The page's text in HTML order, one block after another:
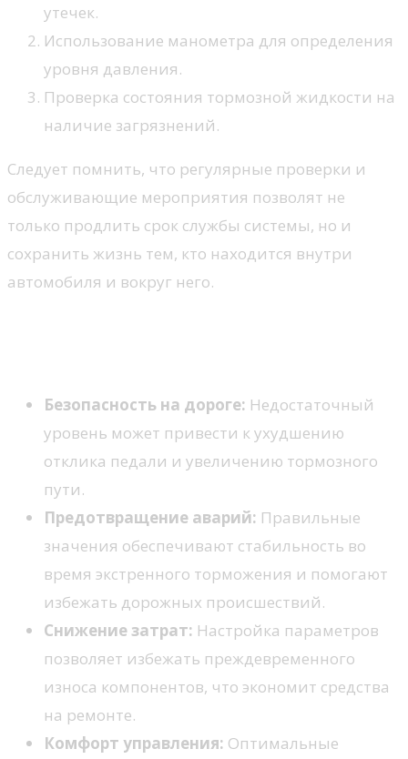
утечек.
Использование манометра для определения
уровня давления.
Проверка состояния тормозной жидкости на
наличие загрязнений.
Следует помнить, что регулярные проверки и
обслуживающие мероприятия позволят не
только продлить срок службы системы, но и
сохранить жизнь тем, кто находится внутри
автомобиля и вокруг него.
Безопасность на дороге: Недостаточный
уровень может привести к ухудшению
отклика педали и увеличению тормозного
пути.
Предотвращение аварий: Правильные
значения обеспечивают стабильность во
время экстренного торможения и помогают
избежать дорожных происшествий.
Снижение затрат: Настройка параметров
позволяет избежать преждевременного
износа компонентов, что экономит средства
на ремонте.
Комфорт управления: Оптимальные